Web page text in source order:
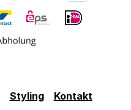
Styling
Kontakt